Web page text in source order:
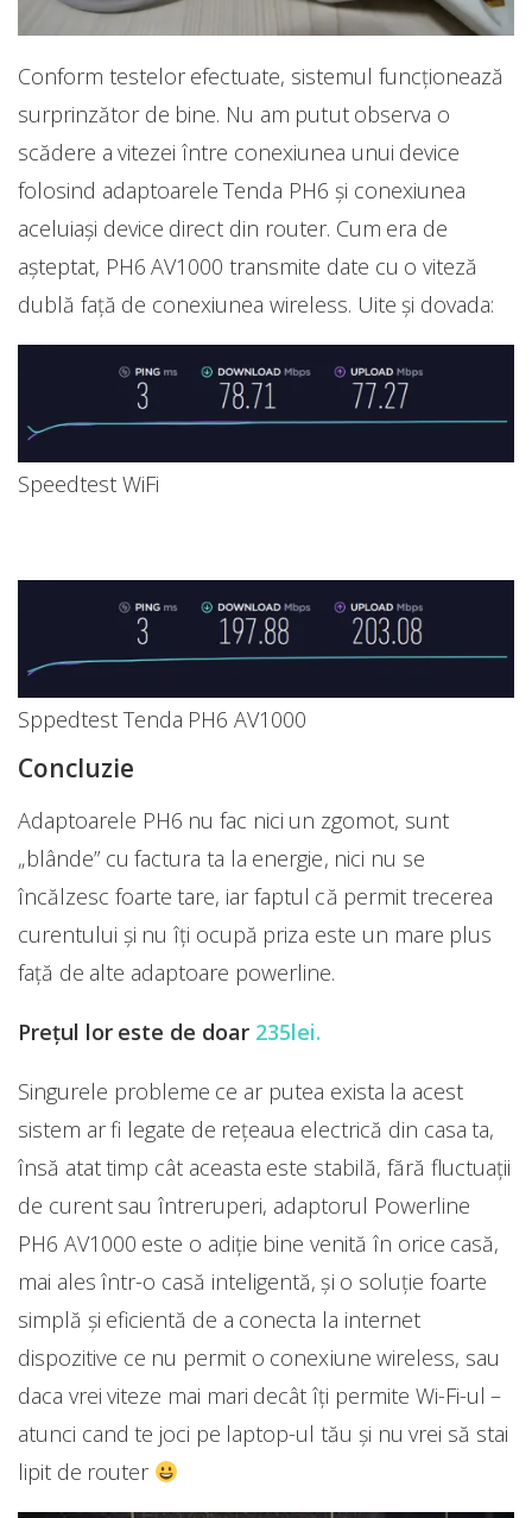
Conform testelor efectuate, sistemul funcționează
surprinzător de bine. Nu am putut observa o
scădere a vitezei între conexiunea unui device
folosind adaptoarele Tenda PH6 și conexiunea
aceluiași device direct din router. Cum era de
așteptat, PH6 AV1000 transmite date cu o viteză
dublă față de conexiunea wireless. Uite și dovada:
Speedtest WiFi
Sppedtest Tenda PH6 AV1000
Concluzie
Adaptoarele PH6 nu fac nici un zgomot, sunt
„blânde” cu factura ta la energie, nici nu se
încălzesc foarte tare, iar faptul că permit trecerea
curentului și nu îți ocupă priza este un mare plus
față de alte adaptoare powerline.
Prețul lor este de doar 235lei.
Singurele probleme ce ar putea exista la acest
sistem ar fi legate de rețeaua electrică din casa ta,
însă atat timp cât aceasta este stabilă, fără fluctuații
de curent sau întreruperi, adaptorul Powerline
PH6 AV1000 este o adiție bine venită în orice casă,
mai ales într-o casă inteligentă, și o soluție foarte
simplă și eficientă de a conecta la internet
dispozitive ce nu permit o conexiune wireless, sau
daca vrei viteze mai mari decât îți permite Wi-Fi-ul –
atunci cand te joci pe laptop-ul tău și nu vrei să stai
lipit de router